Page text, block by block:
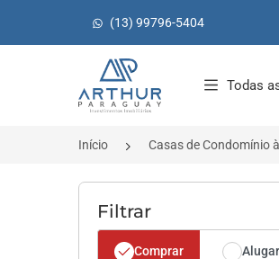
(13) 99796-5404
Página inicial
Todas
Início Casas de Condomínio
Filtrar
Comprar Alugar